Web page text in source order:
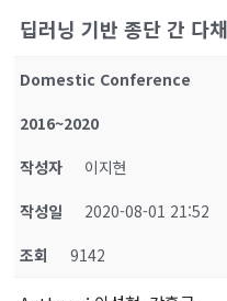
딥러닝 기반 종단 간 다
Domestic Conference
2016~2020
작성자
이지현
작성일
2020-08-01 21:52
조회
9142